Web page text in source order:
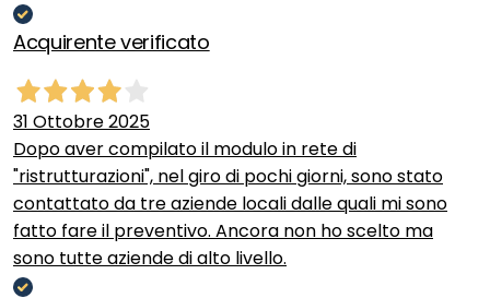
Acquirente verificato
31 Ottobre 2025
Dopo aver compilato il modulo in rete di
"ristrutturazioni", nel giro di pochi giorni, sono stato
contattato da tre aziende locali dalle quali mi sono
fatto fare il preventivo. Ancora non ho scelto ma
sono tutte aziende di alto livello.